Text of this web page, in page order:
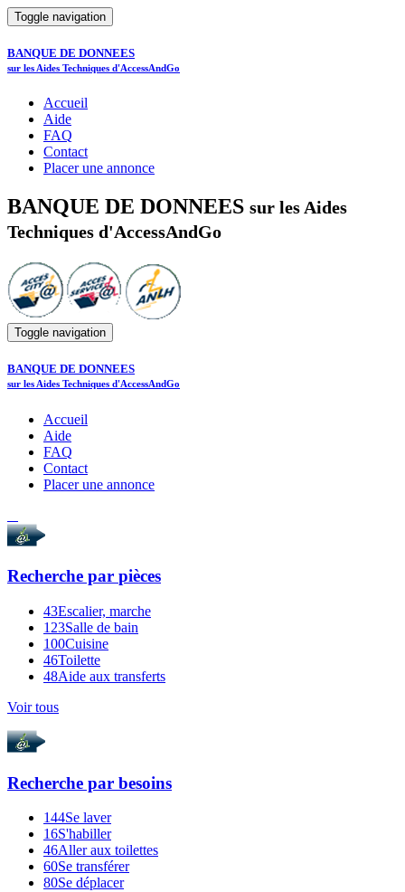
Toggle navigation
BANQUE DE DONNEES
sur les Aides Techniques d'AccessAndGo
Accueil
Aide
FAQ
Contact
Placer une annonce
BANQUE DE DONNEES sur les Aides
Techniques d'AccessAndGo
Toggle navigation
BANQUE DE DONNEES
sur les Aides Techniques d'AccessAndGo
Accueil
Aide
FAQ
Contact
Placer une annonce
Recherche par pièces
43Escalier, marche
123Salle de bain
100Cuisine
46Toilette
48Aide aux transferts
Voir tous
Recherche par besoins
144Se laver
16S'habiller
46Aller aux toilettes
60Se transférer
80Se déplacer